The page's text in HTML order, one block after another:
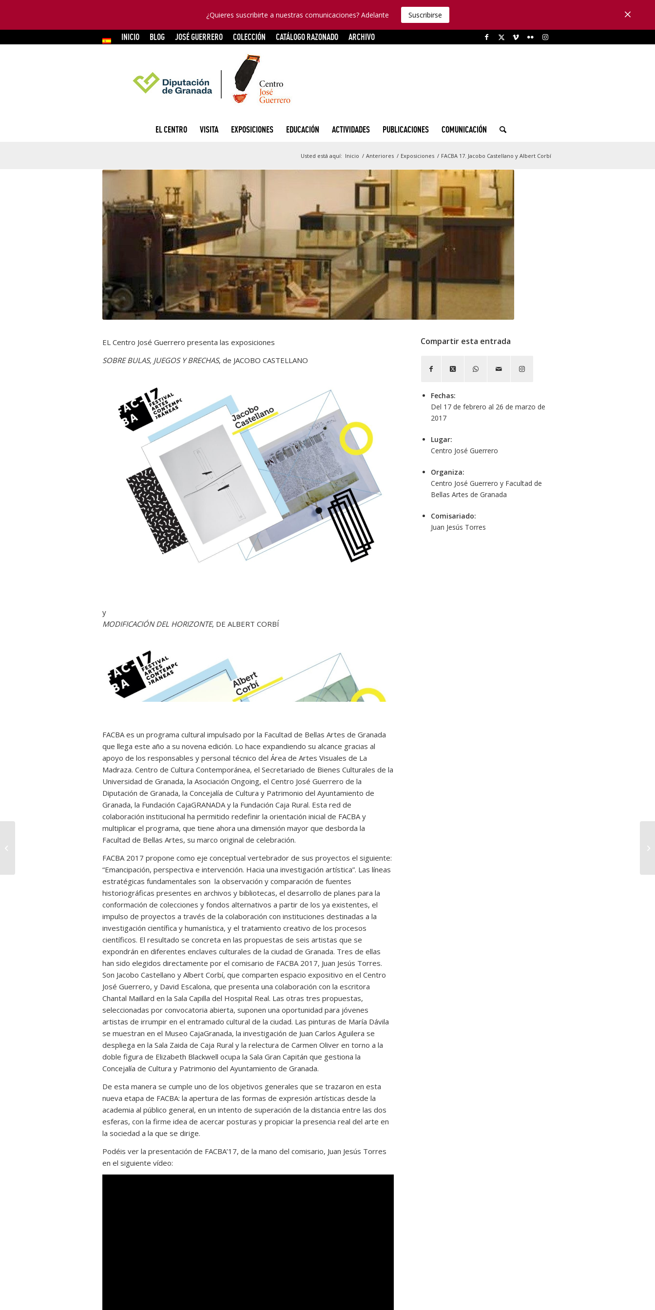
¿Quieres suscribirte a nuestras comunicaciones? Adelante Suscribirse
INICIO BLOG JOSÉ GUERRERO COLECCIÓN CATÁLOGO RAZONADO ARCHIVO
EL CENTRO VISITA EXPOSICIONES EDUCACIÓN ACTIVIDADES PUBLICACIONES COMUNICACIÓN
Usted está aquí: Inicio / Anteriores / Exposiciones / FACBA 17. Jacobo Castellano y Albert Corbí
EL Centro José Guerrero presenta las exposiciones
SOBRE BULAS, JUEGOS Y BRECHAS, de JACOBO CASTELLANO
y
MODIFICACIÓN DEL HORIZONTE, DE ALBERT CORBÍ
FACBA es un programa cultural impulsado por la Facultad de Bellas Artes de Granada
que llega este año a su novena edición. Lo hace expandiendo su alcance gracias al
apoyo de los responsables y personal técnico del Área de Artes Visuales de La
Madraza. Centro de Cultura Contemporánea, el Secretariado de Bienes Culturales de la
Universidad de Granada, la Asociación Ongoing, el Centro José Guerrero de la
Diputación de Granada, la Concejalía de Cultura y Patrimonio del Ayuntamiento de
Granada, la Fundación CajaGRANADA y la Fundación Caja Rural. Esta red de
colaboración institucional ha permitido redefinir la orientación inicial de FACBA y
multiplicar el programa, que tiene ahora una dimensión mayor que desborda la
Facultad de Bellas Artes, su marco original de celebración.
FACBA 2017 propone como eje conceptual vertebrador de sus proyectos el siguiente:
“Emancipación, perspectiva e intervención. Hacia una investigación artística”. Las líneas
estratégicas fundamentales son la observación y comparación de fuentes
historiográficas presentes en archivos y bibliotecas, el desarrollo de planes para la
conformación de colecciones y fondos alternativos a partir de los ya existentes, el
impulso de proyectos a través de la colaboración con instituciones destinadas a la
investigación científica y humanística, y el tratamiento creativo de los procesos
científicos. El resultado se concreta en las propuestas de seis artistas que se
expondrán en diferentes enclaves culturales de la ciudad de Granada. Tres de ellas
han sido elegidos directamente por el comisario de FACBA 2017, Juan Jesús Torres.
Son Jacobo Castellano y Albert Corbí, que comparten espacio expositivo en el Centro
José Guerrero, y David Escalona, que presenta una colaboración con la escritora
Chantal Maillard en la Sala Capilla del Hospital Real. Las otras tres propuestas,
seleccionadas por convocatoria abierta, suponen una oportunidad para jóvenes
artistas de irrumpir en el entramado cultural de la ciudad. Las pinturas de María Dávila
se muestran en el Museo CajaGranada, la investigación de Juan Carlos Aguilera se
despliega en la Sala Zaida de Caja Rural y la relectura de Carmen Oliver en torno a la
doble figura de Elizabeth Blackwell ocupa la Sala Gran Capitán que gestiona la
Concejalía de Cultura y Patrimonio del Ayuntamiento de Granada.
De esta manera se cumple uno de los objetivos generales que se trazaron en esta
nueva etapa de FACBA: la apertura de las formas de expresión artísticas desde la
academia al público general, en un intento de superación de la distancia entre las dos
esferas, con la firme idea de acercar posturas y propiciar la presencia real del arte en
la sociedad a la que se dirige.
Podéis ver la presentación de FACBA’17, de la mano del comisario, Juan Jesús Torres
en el siguiente vídeo:
Compartir esta entrada
Fechas:
Del 17 de febrero al 26 de marzo de
2017
Lugar:
Centro José Guerrero
Organiza:
Centro José Guerrero y Facultad de
Bellas Artes de Granada
Comisariado:
Juan Jesús Torres